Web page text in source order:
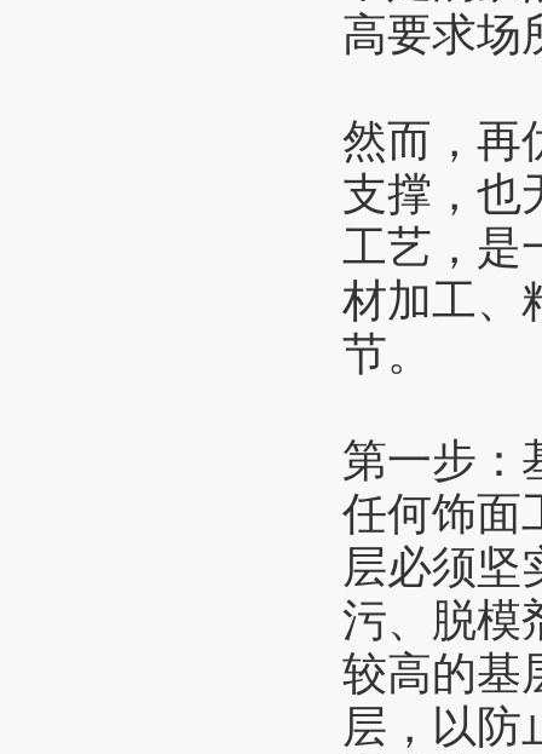
高要求场
然而，再
支撑，也
工艺，是
材加工、
节。
第一步：
任何饰面
层必须坚
污、脱模
较高的基
层，以防